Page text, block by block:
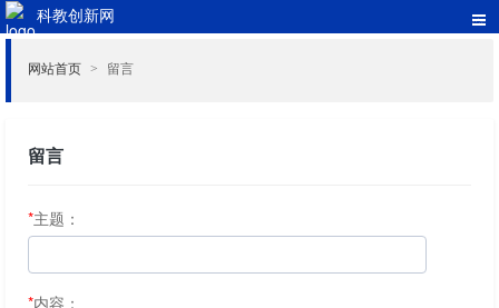
科教创新网
网站首页 > 留言
留言
*主题：
*内容：